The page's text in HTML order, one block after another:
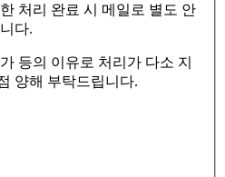
처리 완료 시 메일로 별도 안
다.
등의 이유로 처리가 다소 지
양해 부탁드립니다.